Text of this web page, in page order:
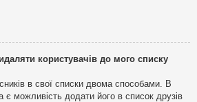
користувачів до мого списку
в свої списки двома способами. В
є можливість додати його в список друзів